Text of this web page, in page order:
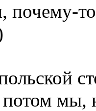
почему-
мы,